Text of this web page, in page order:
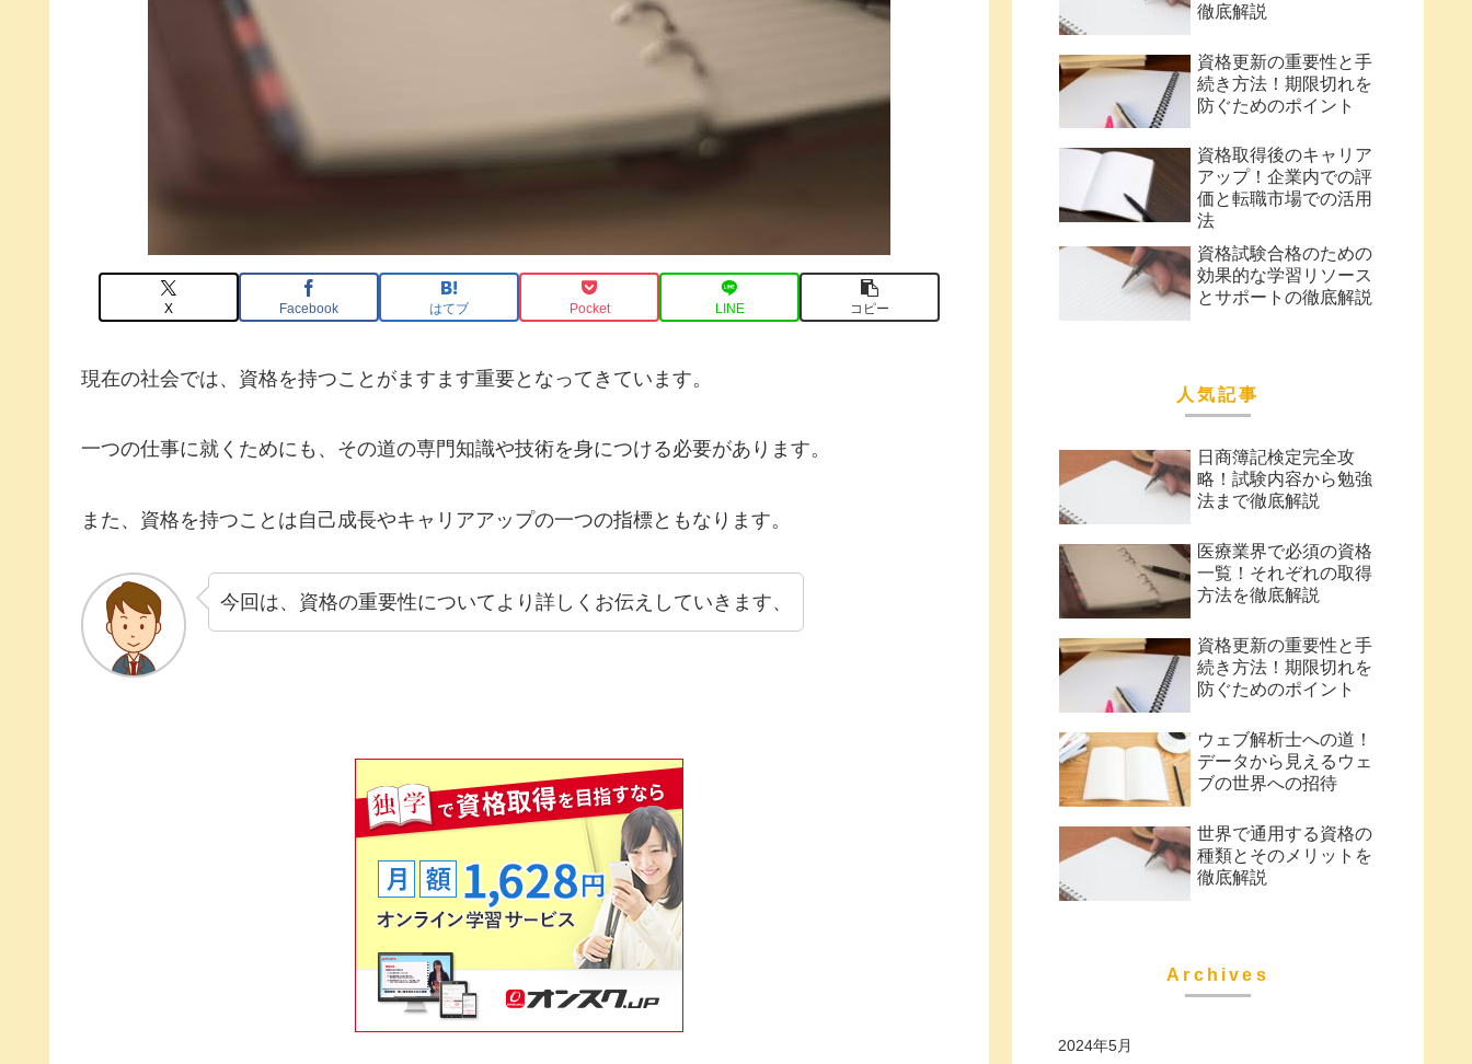
X Facebook はてブ Pocket LINE コピー
現在の社会では、資格を持つことがますます重要となってきています。
一つの仕事に就くためにも、その道の専門知識や技術を身につける必要があります。
また、資格を持つことは自己成長やキャリアアップの一つの指標ともなります。
今回は、資格の重要性についてより詳しくお伝えしていきます、
徹底解説
資格更新の重要性と手
続き方法！期限切れを
防ぐためのポイント
資格取得後のキャリア
アップ！企業内での評
価と転職市場での活用
法
資格試験合格のための
効果的な学習リソース
とサポートの徹底解説
人気記事
日商簿記検定完全攻
略！試験内容から勉強
法まで徹底解説
医療業界で必須の資格
一覧！それぞれの取得
方法を徹底解説
資格更新の重要性と手
続き方法！期限切れを
防ぐためのポイント
ウェブ解析士への道！
データから見えるウェ
ブの世界への招待
世界で通用する資格の
種類とそのメリットを
徹底解説
Archives
2024年5月